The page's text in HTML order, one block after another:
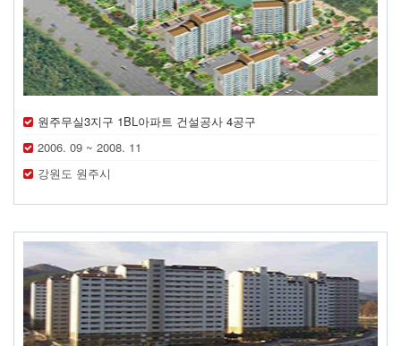
원주무실3지구 1BL아파트 건설공사 4공구
2006. 09 ~ 2008. 11
강원도 원주시